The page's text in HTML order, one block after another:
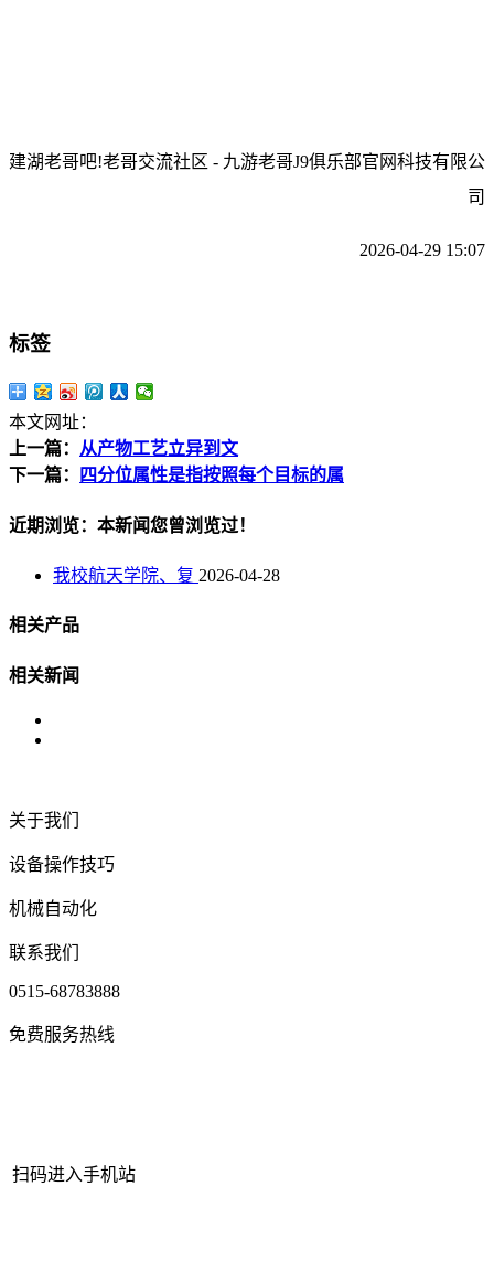
建湖老哥吧!老哥交流社区 - 九游老哥J9俱乐部官网科技有限公
司
2026-04-29 15:07
标签
本文网址：
上一篇： 从产物工艺立异到文
下一篇：
四分位属性是指按照每个目标的属
近期浏览：本新闻您曾浏览过！
我校航天学院、复 2026-04-28
相关产品
相关新闻
关于我们
设备操作技巧
机械自动化
联系我们
0515-68783888
免费服务热线
扫码进入手机站